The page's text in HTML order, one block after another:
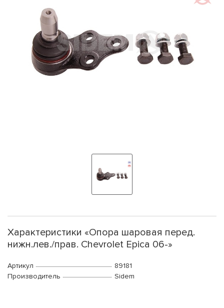
Характеристики «Опора шаровая перед.
нижн.лев./прав. Chevrolet Epica 06-»
Артикул
89181
Производитель
Sidem